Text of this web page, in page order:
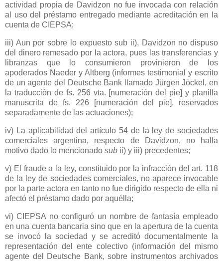
actividad propia de Davidzon no fue invocada con relación
al uso del préstamo entregado mediante acreditación en la
cuenta de CIEPSA;
iii) Aun por sobre lo expuesto sub ii), Davidzon no dispuso
del dinero remesado por la actora, pues las transferencias y
libranzas que lo consumieron provinieron de los
apoderados Naeder y Altberg (informes testimonial y escrito
de un agente del Deutsche Bank llamado Jürgen Jöckel, en
la traducción de fs. 256 vta. [numeración del pie] y planilla
manuscrita de fs. 226 [numeración del pie], reservados
separadamente de las actuaciones);
iv) La aplicabilidad del artículo 54 de la ley de sociedades
comerciales argentina, respecto de Davidzon, no halla
motivo dado lo mencionado sub ii) y iii) precedentes;
v) El fraude a la ley, constituido por la infracción del art. 118
de la ley de sociedades comerciales, no aparece invocable
por la parte actora en tanto no fue dirigido respecto de ella ni
afectó el préstamo dado por aquélla;
vi) CIEPSA no configuró un nombre de fantasía empleado
en una cuenta bancaria sino que en la apertura de la cuenta
se invocó la sociedad y se acreditó documentalmente la
representación del ente colectivo (información del mismo
agente del Deutsche Bank, sobre instrumentos archivados